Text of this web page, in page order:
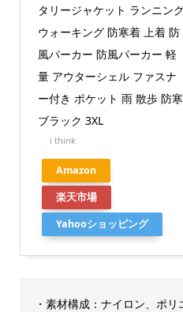
タリージャケット ランニン
ウォーキング 防寒着 上着 防
風パーカー 防風パーカー 軽
量 アウターシェル ファスナ
ー付き ポケット 雨 散歩 防寒
ブラック 3XL
i think
Amazon
楽天市場
Yahooショッピング
・素材構成：ナイロン、ポリ